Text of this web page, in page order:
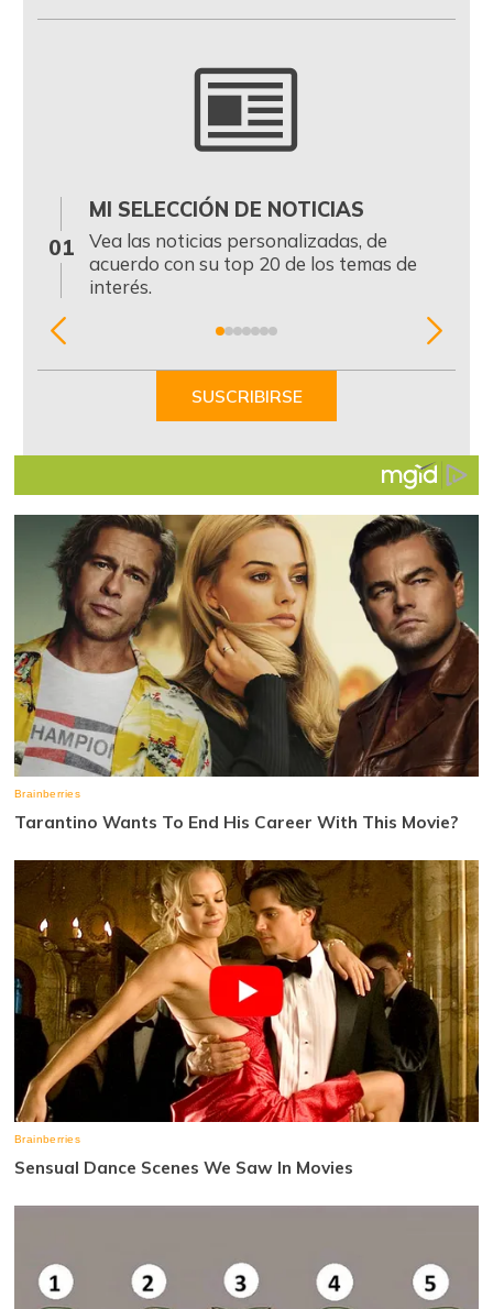
01
MI SELECCIÓN DE NOTICIAS
Vea las noticias personalizadas, de
acuerdo con su top 20 de los temas de
interés.
Item
SUSCRIBIRSE